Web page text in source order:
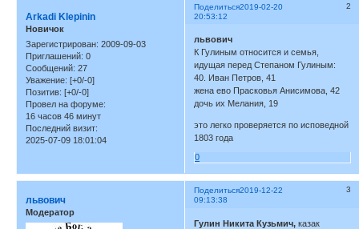
Поделиться 2
2019-02-20
20:53:12
Arkadi Klepinin
Новичок
Зарегистрирован: 2009-09-03
Приглашений: 0
Сообщений: 27
Уважение: [+0/-0]
Позитив: [+0/-0]
Провел на форуме:
16 часов 46 минут
Последний визит:
2025-07-09 18:01:04
львович
К Гулиным относится и семья,
идущая перед Степаном Гулиным:
40. Иван Петров, 41
жена ево Прасковья Анисимова, 42
дочь их Мелания, 19
это легко проверяется по исповедной
1803 года
0
Поделиться 3
2019-12-22
09:13:38
львович
Модератор
Гулин Никита Кузьмич, казак